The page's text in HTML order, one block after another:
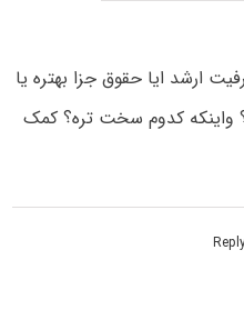
ارشد ایا حقوق جزا بهتره یا
واینکه کدوم سخت تره؟ کمک